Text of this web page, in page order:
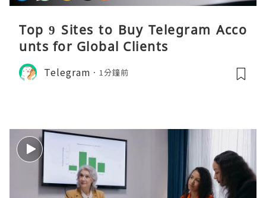
Top 9 Sites to Buy Telegram Acco
unts for Global Clients
Telegram 1分鐘前